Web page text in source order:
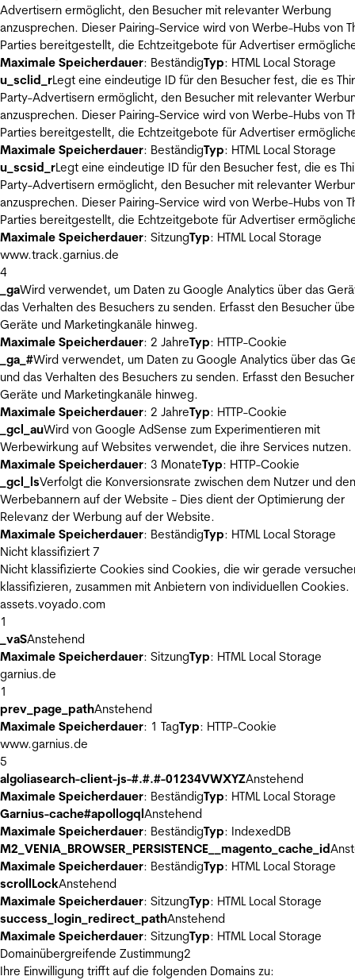
Advertisern ermöglicht, den Besucher mit relevanter Werbung
anzusprechen. Dieser Pairing-Service wird von Werbe-Hubs von
Parties bereitgestellt, die Echtzeitgebote für Advertiser
Maximale Speicherdauer: BeständigTyp: HTML Local Storage
u_sclid_rLegt eine eindeutige ID für den Besucher fest, die es
Party-Advertisern ermöglicht, den Besucher mit relevanter
anzusprechen. Dieser Pairing-Service wird von Werbe-Hubs von
Parties bereitgestellt, die Echtzeitgebote für Advertiser
Maximale Speicherdauer: BeständigTyp: HTML Local Storage
u_scsid_rLegt eine eindeutige ID für den Besucher fest, die es
Party-Advertisern ermöglicht, den Besucher mit relevanter
anzusprechen. Dieser Pairing-Service wird von Werbe-Hubs von
Parties bereitgestellt, die Echtzeitgebote für Advertiser
Maximale Speicherdauer: SitzungTyp: HTML Local Storage
www.track.garnius.de
4
_gaWird verwendet, um Daten zu Google Analytics über das
das Verhalten des Besuchers zu senden. Erfasst den Besucher
Geräte und Marketingkanäle hinweg.
Maximale Speicherdauer: 2 JahreTyp: HTTP-Cookie
_ga_#Wird verwendet, um Daten zu Google Analytics über das
und das Verhalten des Besuchers zu senden. Erfasst den
Geräte und Marketingkanäle hinweg.
Maximale Speicherdauer: 2 JahreTyp: HTTP-Cookie
_gcl_auWird von Google AdSense zum Experimentieren mit
Werbewirkung auf Websites verwendet, die ihre Services nutzen.
Maximale Speicherdauer: 3 MonateTyp: HTTP-Cookie
_gcl_lsVerfolgt die Konversionsrate zwischen dem Nutzer und den
Werbebannern auf der Website - Dies dient der Optimierung der
Relevanz der Werbung auf der Website.
Maximale Speicherdauer: BeständigTyp: HTML Local Storage
Nicht klassifiziert 7
Nicht klassifizierte Cookies sind Cookies, die wir gerade
klassifizieren, zusammen mit Anbietern von individuellen Cookies.
assets.voyado.com
1
_vaSAnstehend
Maximale Speicherdauer: SitzungTyp: HTML Local Storage
garnius.de
1
prev_page_pathAnstehend
Maximale Speicherdauer: 1 TagTyp: HTTP-Cookie
www.garnius.de
5
algoliasearch-client-js-#.#.#-01234VWXYZAnstehend
Maximale Speicherdauer: BeständigTyp: HTML Local Storage
Garnius-cache#apollogqlAnstehend
Maximale Speicherdauer: BeständigTyp: IndexedDB
M2_VENIA_BROWSER_PERSISTENCE__magento_cache_id
Maximale Speicherdauer: BeständigTyp: HTML Local Storage
scrollLockAnstehend
Maximale Speicherdauer: SitzungTyp: HTML Local Storage
success_login_redirect_pathAnstehend
Maximale Speicherdauer: SitzungTyp: HTML Local Storage
Domainübergreifende Zustimmung2
Ihre Einwilligung trifft auf die folgenden Domains zu: